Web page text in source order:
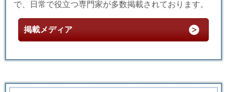
で、日常で役立つ専門家が多数掲載されております。
掲載メディア